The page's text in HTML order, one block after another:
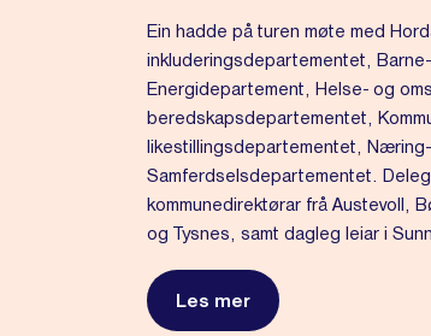
Ein hadde på turen møte med
inkluderingsdepartementet,
Energidepartement, Helse- og
beredskapsdepartementet,
likestillingsdepartementet,
Samferdselsdepartementet.
kommunedirektørar frå Austevoll,
og Tysnes, samt dagleg leiar i
Les mer